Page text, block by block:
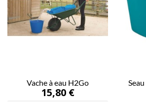
Vache à eau H2Go
15,80 €